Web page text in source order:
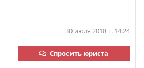
30 июля 2018 г. 14:24
Спросить юриста